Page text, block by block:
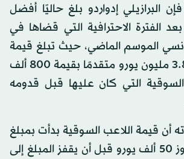
البرازيلي إدواردو بلغ حاليًا أفضل
الفترة الاحترافية التي قضاها في
الموسم الماضي، حيث تبلغ قيمة
اللاعب الحالية 3.85 مليون يورو متقدمًا بقيمة 800 ألف
التي كان عليها قبل قدومه
أن قيمة اللاعب السوقية بدأت بمبلغ
قليل جدًا لا يتجاوز 50 ألف يورو قبل أن يقفز المبلغ إلى